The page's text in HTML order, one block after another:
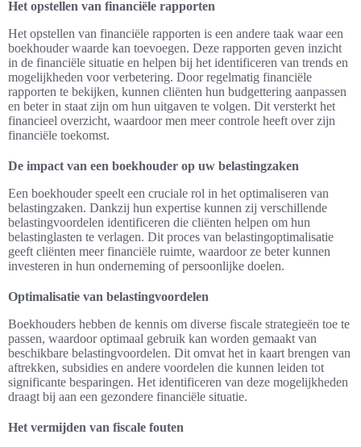
Het opstellen van financiële rapporten
Het opstellen van financiële rapporten is een andere taak waar een
boekhouder waarde kan toevoegen. Deze rapporten geven inzicht
in de financiële situatie en helpen bij het identificeren van trends en
mogelijkheden voor verbetering. Door regelmatig financiële
rapporten te bekijken, kunnen cliënten hun budgettering aanpassen
en beter in staat zijn om hun uitgaven te volgen. Dit versterkt het
financieel overzicht, waardoor men meer controle heeft over zijn
financiële toekomst.
De impact van een boekhouder op uw belastingzaken
Een boekhouder speelt een cruciale rol in het optimaliseren van
belastingzaken. Dankzij hun expertise kunnen zij verschillende
belastingvoordelen identificeren die cliënten helpen om hun
belastinglasten te verlagen. Dit proces van belastingoptimalisatie
geeft cliënten meer financiële ruimte, waardoor ze beter kunnen
investeren in hun onderneming of persoonlijke doelen.
Optimalisatie van belastingvoordelen
Boekhouders hebben de kennis om diverse fiscale strategieën toe te
passen, waardoor optimaal gebruik kan worden gemaakt van
beschikbare belastingvoordelen. Dit omvat het in kaart brengen van
aftrekken, subsidies en andere voordelen die kunnen leiden tot
significante besparingen. Het identificeren van deze mogelijkheden
draagt bij aan een gezondere financiële situatie.
Het vermijden van fiscale fouten